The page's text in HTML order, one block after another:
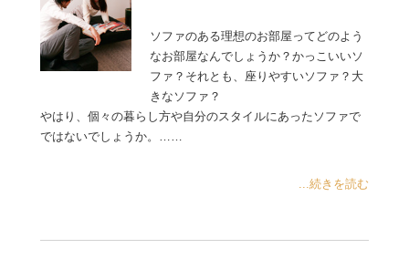
ソファのある理想のお部屋ってどのよう
なお部屋なんでしょうか？かっこいいソ
ファ？それとも、座りやすいソファ？大
きなソファ？
やはり、個々の暮らし方や自分のスタイルにあったソファで
ではないでしょうか。……
...続きを読む